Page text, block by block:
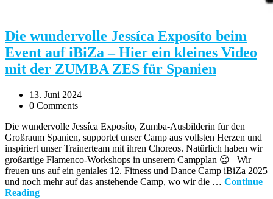
Die wundervolle Jessíca Exposíto beim
Event auf iBiZa – Hier ein kleines Video
mit der ZUMBA ZES für Spanien
13. Juni 2024
0 Comments
Die wundervolle Jessíca Exposíto, Zumba-Ausbilderin für den
Großraum Spanien, supportet unser Camp aus vollsten Herzen und
inspiriert unser Trainerteam mit ihren Choreos. Natürlich haben wir
großartige Flamenco-Workshops in unserem Campplan 😉 Wir
freuen uns auf ein geniales 12. Fitness und Dance Camp iBiZa 2025
und noch mehr auf das anstehende Camp, wo wir die … Continue
Reading